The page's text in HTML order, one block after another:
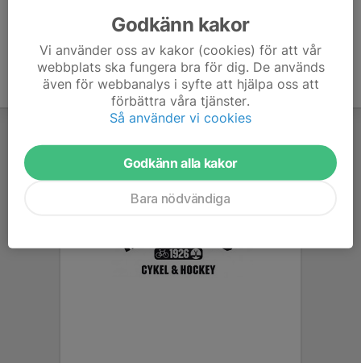
Godkänn kakor
Vi använder oss av kakor (cookies) för att vår
webbplats ska fungera bra för dig. De används
även för webbanalys i syfte att hjälpa oss att
förbättra våra tjänster.
Så använder vi cookies
Godkänn alla kakor
Bara nödvändiga